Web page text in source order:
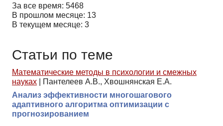
За все время: 5468
В прошлом месяце: 13
В текущем месяце: 3
Статьи по теме
Математические методы в психологии и смежных
науках
Пантелеев А.В., Хвошнянская Е.А.
Анализ эффективности многошагового
адаптивного алгоритма оптимизации с
прогнозированием